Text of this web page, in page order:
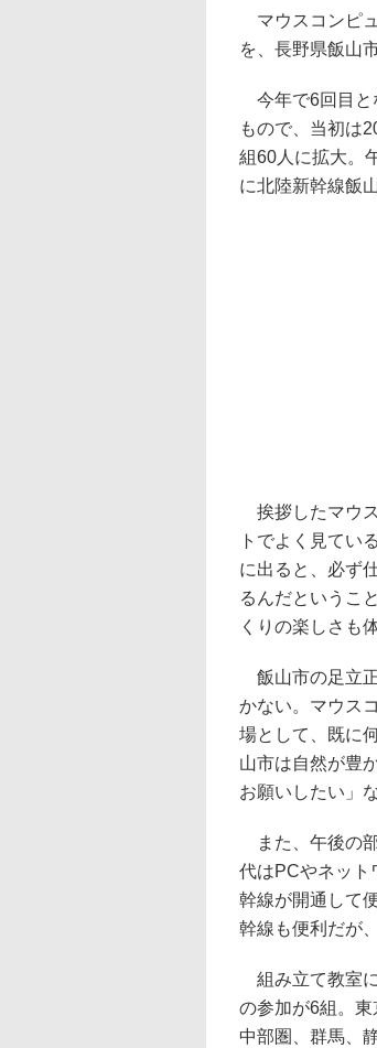
マウスコンピ
を、長野県飯山
今年で6回目と
もので、当初は
組60人に拡大。
に北陸新幹線飯
挨拶したマウ
トでよく見てい
に出ると、必ず
るんだというこ
くりの楽しさも
飯山市の足立
かない。マウス
場として、既に
山市は自然が豊
お願いしたい」
また、午後の
代はPCやネット
幹線が開通して
幹線も便利だが
組み立て教室
の参加が6組。
中部圏、群馬、